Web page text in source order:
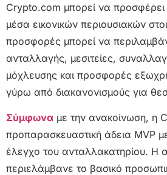
Crypto.com μπορεί να
μέσα εικονικών περιουσιακών
προσφορές μπορεί να
ανταλλαγής, μεσιτείες,
μόχλευσης και προσφορές
γύρω από διακανονισμούς για
Σύμφωνα με την ανακοίνωση, η
προπαρασκευαστική άδεια MVP
έλεγχο του ανταλλακατηρίου. Η
περιελάμβανε το βασικό